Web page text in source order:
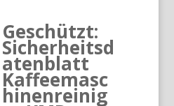
Geschützt:
Sicherheitsd
atenblatt
Kaffeemasc
hinenreinig